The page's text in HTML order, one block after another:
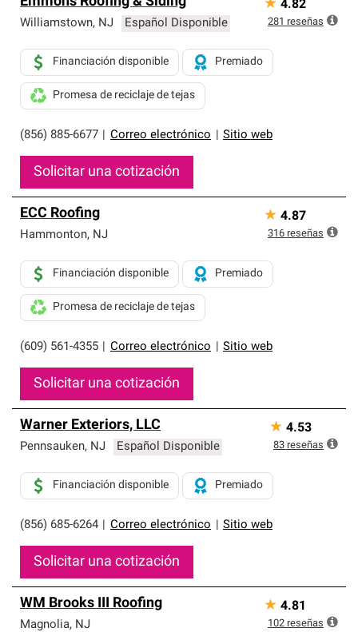
Williamstown, NJ Español Disponible
(856) 885-6677 Correo electrónico Sitio web
Financiación disponible Premiado
Promesa de reciclaje de tejas
Solicitar una cotización
★ 4.82
281 reseñas
ECC Roofing
Hammonton, NJ
(609) 561-4355 Correo electrónico Sitio web
Financiación disponible Premiado
Promesa de reciclaje de tejas
Solicitar una cotización
★ 4.87
316 reseñas
Warner Exteriors, LLC
Pennsauken, NJ Español Disponible
(856) 685-6264 Correo electrónico Sitio web
Financiación disponible Premiado
Solicitar una cotización
★ 4.53
83 reseñas
WM Brooks III Roofing
Magnolia, NJ
★ 4.81
102 reseñas